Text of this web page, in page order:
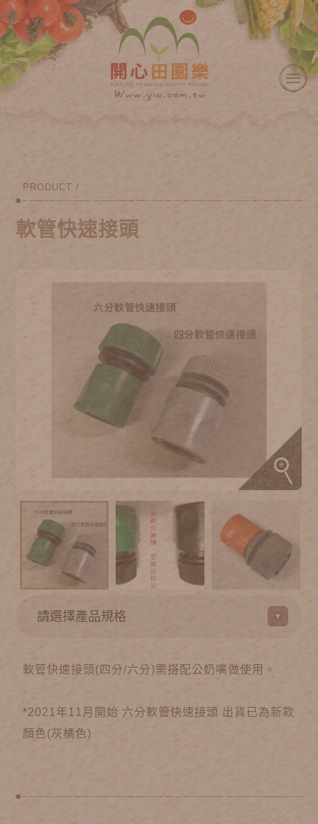
PRODUCT /
軟管快速接頭
軟管快速接頭(四分/六分)需搭配公奶嘴做使用。
*2021年11月開始 六分軟管快速接頭 出貨已為新款
顏色(灰橘色)